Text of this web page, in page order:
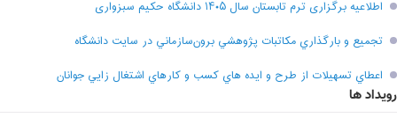
اطلاعیه برگزاری ترم تابستان سال ۱۴۰۵ دانشگاه حکیم سبزواری
تجميع و بارگذاري مکاتبات پژوهشي برون‌سازماني در سايت دانشگاه
اعطاي تسهيلات از طرح و ايده هاي کسب و کارهاي اشتغال زايي جوانان
رویداد ها